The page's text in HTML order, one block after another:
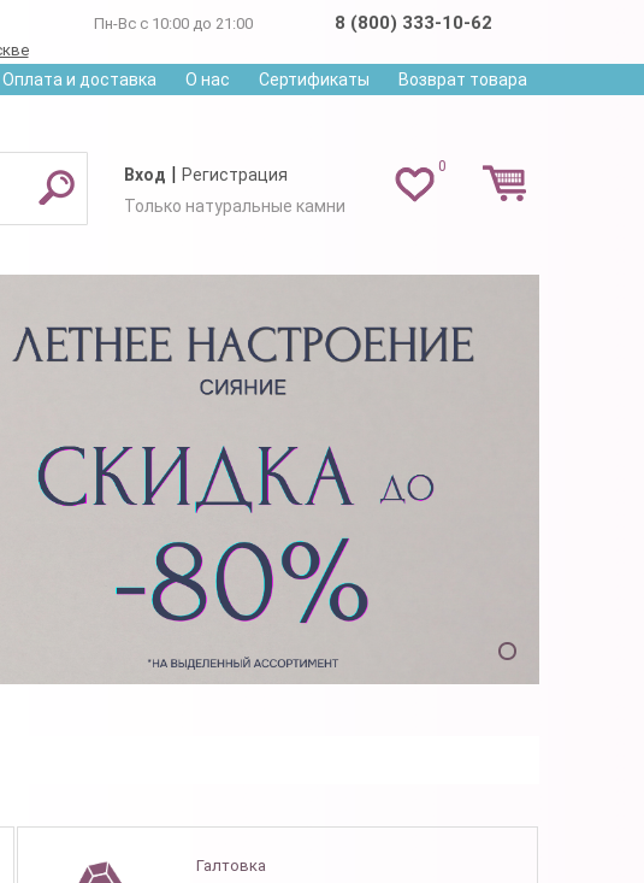
Пн-Вс с 10:00 до 21:00 8 (800) 333-10-62
Оплата и доставка О нас Сертификаты Возврат товара
0
Вход | Регистрация
Только натуральные камни
Галтовка